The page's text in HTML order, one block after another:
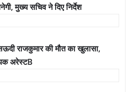
मुख्य सचिव ने दिए निर्देश
राजकुमार की मौत का खुलासा,
अरेस्टB